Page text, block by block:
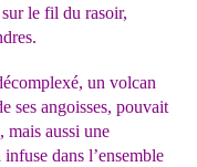
le fil du rasoir,
un volcan
ses angoisses, pouvait
mais aussi une
dans l’ensemble